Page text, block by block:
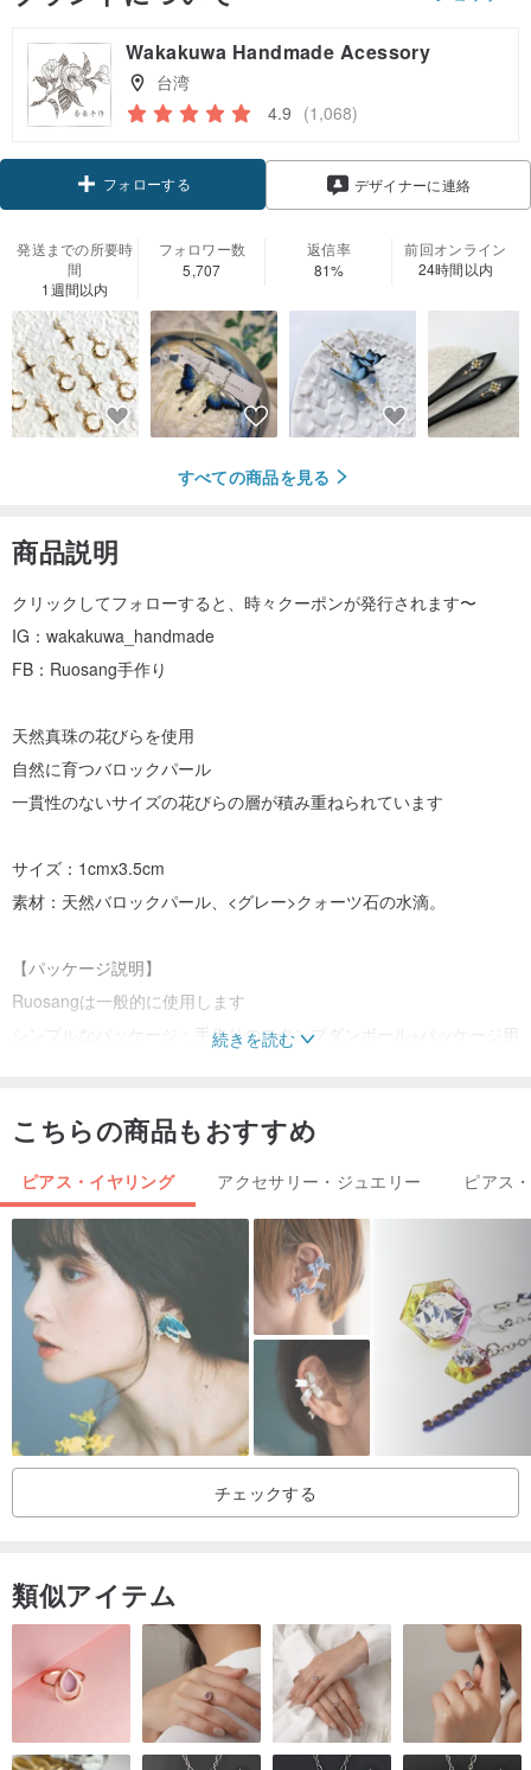
Wakakuwa Handmade Acessory
台湾
4.9 (1,068)
フォローする デザイナーに連絡
発送までの所要時
間
1週間以内
フォロワー数
5,707
返信率
81%
前回オンライン
24時間以内
すべての商品を見る
商品説明
クリックしてフォローすると、時々クーポンが発行されます〜
IG：wakakuwa_handmade
FB：Ruosang手作り
天然真珠の花びらを使用
自然に育つバロックパール
一貫性のないサイズの花びらの層が積み重ねられています
サイズ：1cmx3.5cm
素材：天然バロックパール、<グレー>クォーツ石の水滴。
【パッケージ説明】
Ruosangは一般的に使用します
シンプルなパッケージ：手作りのスタンプダンボール+パッケージ用
ンテンツの50ワード以内）
【リマインダー】
1.電気めっきされた金属は、長時間水にさらされると酸化・退色
し、酸化・退色後は回復しません。水との接触は極力避けてくださ
い。入浴時は着用しないでください。
2.天然真珠、貝殻などの有機天然素材は、酸化・摩耗により光沢が
薄れるのを防ぐため、水との接触を避けてください。水に触れた場
合は、やわらかいもので拭いてください。それを乾いた状態に保つ
ための布。
3.天然宝石は、形、表面の傷、内部の脱脂綿、ミネラルクラック、
その他の自然の傷があります。ショップでは、プロ以外のジュエリ
4.ジュエリーのデザインは小さくて繊細です。ジュエリーの変形や
損傷を防ぐために、強く引っ張ったり押したりしないでください。
続きを読む
こちらの商品もおすすめ
ピアス・イヤリング アクセサリー・ジュエリー ピアス
チェックする
類似アイテム